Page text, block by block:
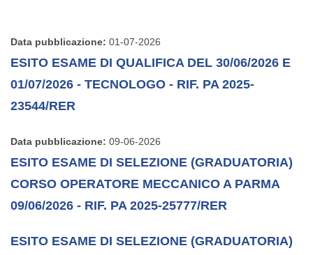
Data pubblicazione: 01-07-2026
ESITO ESAME DI QUALIFICA DEL 30/06/2026 E
01/07/2026 - TECNOLOGO - RIF. PA 2025-
23544/RER
Data pubblicazione: 09-06-2026
ESITO ESAME DI SELEZIONE (GRADUATORIA)
CORSO OPERATORE MECCANICO A PARMA
09/06/2026 - RIF. PA 2025-25777/RER
ESITO ESAME DI SELEZIONE (GRADUATORIA)